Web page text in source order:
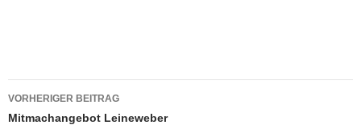
Beitragsnavigation
VORHERIGER BEITRAG
Mitmachangebot Leineweber